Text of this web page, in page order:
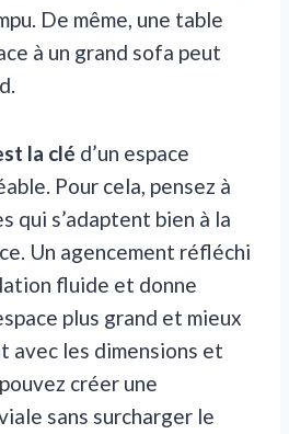
De même, une table
à un grand sofa peut
la clé d’un espace
Pour cela, pensez à
qui s’adaptent bien à la
Un agencement réfléchi
fluide et donne
plus grand et mieux
avec les dimensions et
créer une
sans surcharger le